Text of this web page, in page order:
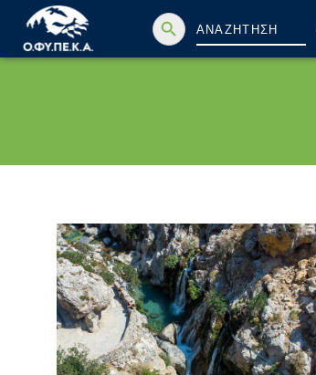
Search
for:
Search Button